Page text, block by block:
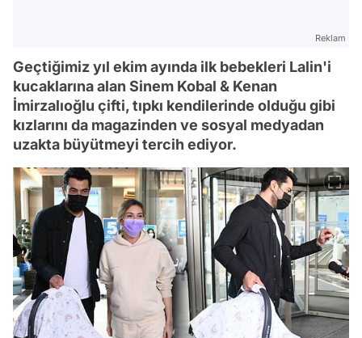
Reklam
Geçtiğimiz yıl ekim ayında ilk bebekleri Lalin'i
kucaklarına alan Sinem Kobal & Kenan
İmirzalıoğlu çifti, tıpkı kendilerinde olduğu gibi
kızlarını da magazinden ve sosyal medyadan
uzakta büyütmeyi tercih ediyor.